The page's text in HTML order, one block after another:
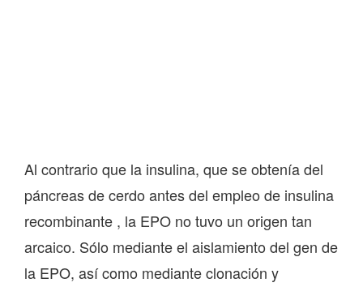
Al contrario que la insulina, que se obtenía del
páncreas de cerdo antes del empleo de insulina
recombinante , la EPO no tuvo un origen tan
arcaico. Sólo mediante el aislamiento del gen de
la EPO, así como mediante clonación y